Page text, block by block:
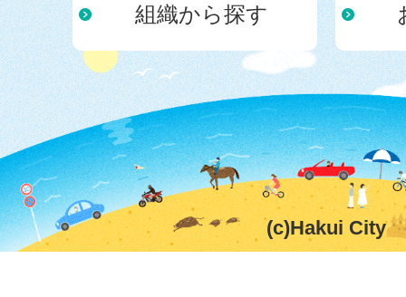
組織から探す
(c)Hakui City